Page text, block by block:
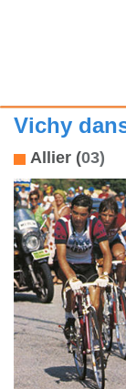
Vichy
Allier (03)